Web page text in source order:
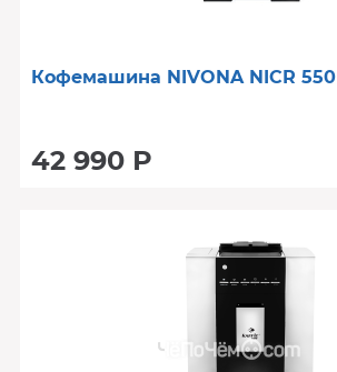
Кофемашина NIVONA NICR 550
42 990 Р